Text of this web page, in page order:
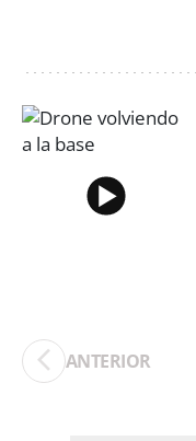
ANTERIOR